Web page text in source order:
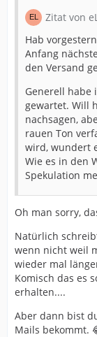
Zitat von
Hab
Anfang
den Versand
Generell habe
gewartet. Will
nachsagen,
rauen Ton
wird, wundert
Wie es in den
Spekulation
Oh man sorry,
Natürlich
wenn nicht weil
wieder mal
Komisch das es
erhalten....
Aber dann bist
Mails bekommt.